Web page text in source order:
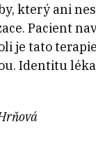
který ani
Pacient
je tato
Identitu